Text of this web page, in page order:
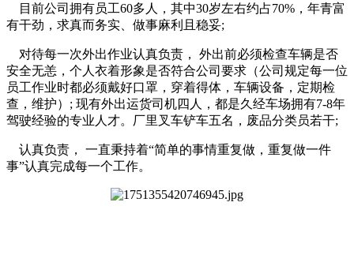
目前公司拥有员工60多人，其中30岁左右约占70%，年青富
有干劲，求真而务实、做事麻利且稳妥;
对待每一次外出作业认真负责， 外出前必须检查车辆是否
安全无恙，个人衣着形象是否符合公司要求（公司规定每一位
员工作业时都必须戴好口罩，穿着得体，车辆设备，定期检
查，维护）; 现有外出运货司机四人，都是久经车场拥有7-8年
驾驶经验的专业人才。厂里叉车铲车五名，废品分类员若干;
认真负责， 一直秉持着“简单的事情重复做，重复做一件
事”认真完成每一个工作。